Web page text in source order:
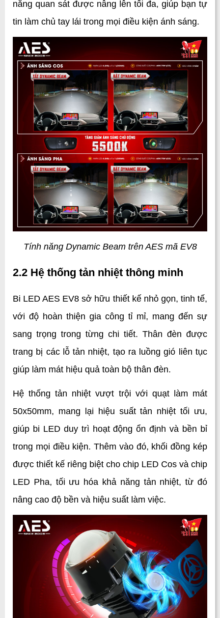
năng quan sát được nâng lên tối đa, giúp bạn tự
tin làm chủ tay lái trong mọi điều kiện ánh sáng.
Tính năng Dynamic Beam trên AES mã EV8
2.2 Hệ thống tản nhiệt thông minh
Bi LED AES EV8 sở hữu thiết kế nhỏ gọn, tinh tế,
với độ hoàn thiện gia công tỉ mỉ, mang đến sự
sang trọng trong từng chi tiết. Thân đèn được
trang bị các lỗ tản nhiệt, tạo ra luồng gió liên tục
giúp làm mát hiệu quả toàn bộ thân đèn.
Hệ thống tản nhiệt vượt trội với quạt làm mát
50x50mm, mang lại hiệu suất tản nhiệt tối ưu,
giúp bi LED duy trì hoạt động ổn định và bền bỉ
trong mọi điều kiện. Thêm vào đó, khối đồng kép
được thiết kế riêng biệt cho chip LED Cos và chip
LED Pha, tối ưu hóa khả năng tản nhiệt, từ đó
nâng cao độ bền và hiệu suất làm việc.